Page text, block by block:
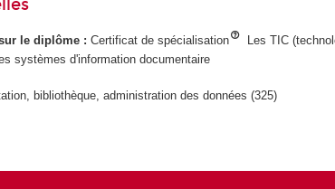
le diplôme :Certificat de spécialisation
Les TIC
systèmes d'information documentaire
bibliothèque, administration des données (325)